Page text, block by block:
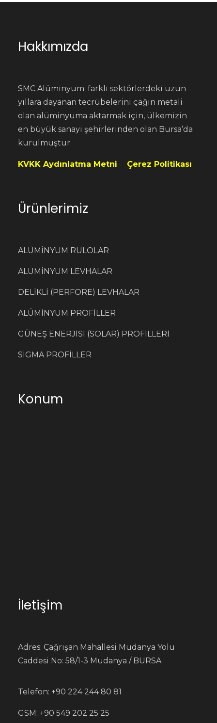
Hakkımızda
SMC Alüminyum; farklı sektörlerdeki uzun
yıllara dayanan tecrübelerini çağın metali
olan alüminyuma aktarmak için, ülkemizin
en büyük sanayi şehirlerinden olan Bursa’da
kurulmuştur.
KVKK Aydınlatma Metni Çerez Politikası
Ürünlerimiz
ALÜMİNYUM RULOLAR
ALÜMİNYUM LEVHALAR
DELİKLİ (PERFORE) LEVHALAR
ALÜMİNYUM PROFİLLER
GÜNEŞ ENERJİSİ (SOLAR) PROFİLLERİ
SİGMA PROFİLLER
Konum
İletişim
Adres: Çağrışan Mahallesi Mudanya Yolu
Caddesi No: 58/1-3 Mudanya / BURSA
Telefon: +90 224 244 80 81
GSM: +90 549 202 25 25